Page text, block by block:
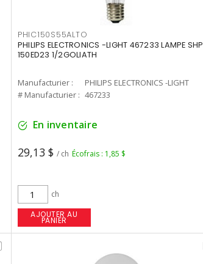
PHIC150S55ALTO
PHILIPS ELECTRONICS -LIGHT 467233 LAMPE SHP
150ED23 1/2GOLIATH
Manufacturier :
PHILIPS ELECTRONICS -LIGHT
# Manufacturier : 467233
En inventaire
29,13 $ / ch Écofrais : 1,85 $
ch
AJOUTER AU
PANIER